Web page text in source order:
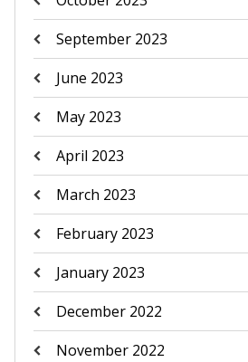
September 2023
June 2023
May 2023
April 2023
March 2023
February 2023
January 2023
December 2022
November 2022